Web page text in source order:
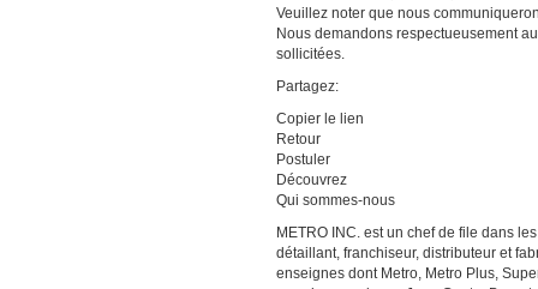
Veuillez noter que nous
Nous demandons respectueusement
sollicitées.
Partagez:
Copier le lien
Retour
Postuler
Découvrez
Qui sommes-nous
METRO INC. est un chef de file dans
détaillant, franchiseur, distributeur et
enseignes dont Metro, Metro Plus,